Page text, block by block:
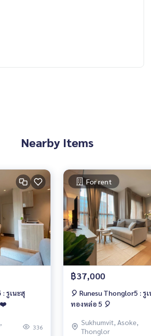
Nearby Items
: รูเนะสุ
❤️
336
For rent
฿37,000
🎈 Runesu Thonglor5 : รู
ทองหล่อ 5 🎈
Sukhumvit, Asoke,
Thonglor